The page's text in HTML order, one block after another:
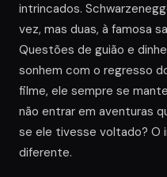
intrincados.
vez, mas duas, à famosa
Questões de guião e
sonhem com o regresso
filme, ele sempre se
não entrar em aventuras
se ele tivesse voltado?
diferente.